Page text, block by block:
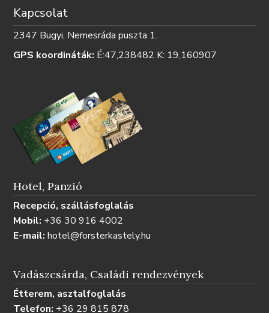
Kapcsolat
2347 Bugyi, Nemesráda puszta 1.
GPS koordináták: É:47,238482 K: 19,160907
Hotel, Panzió
Recepció, szállásfoglalás
Mobil: +36 30 916 4002
E-mail: hotel@forsterkastely.hu
Vadászcsárda, Családi rendezvények
Étterem, asztalfoglalás
Telefon: +36 29 815 878